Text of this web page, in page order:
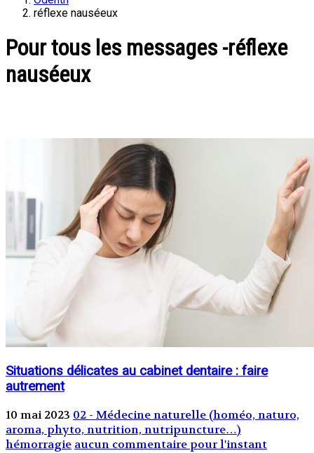
réflexe nauséeux
Pour tous les messages -réflexe
nauséeux
Situations délicates au cabinet dentaire : faire
autrement
10 mai 2023 02 - Médecine naturelle (homéo, naturo,
aroma, phyto, nutrition, nutripuncture…)
hémorragie aucun commentaire pour l'instant